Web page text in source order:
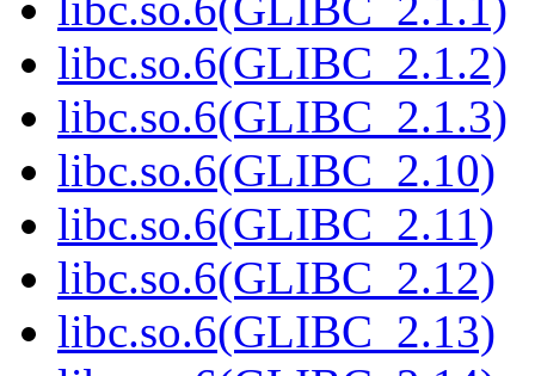
libc.so.6(GLIBC_2.1.2)
libc.so.6(GLIBC_2.1.3)
libc.so.6(GLIBC_2.10)
libc.so.6(GLIBC_2.11)
libc.so.6(GLIBC_2.12)
libc.so.6(GLIBC_2.13)